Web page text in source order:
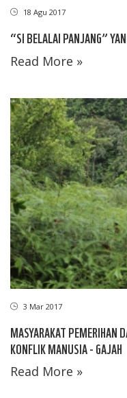
18 Agu 2017
“SI BELALAI PANJANG”
Read More »
3 Mar 2017
MASYARAKAT PEMERIHAN
KONFLIK MANUSIA - GAJAH
Read More »